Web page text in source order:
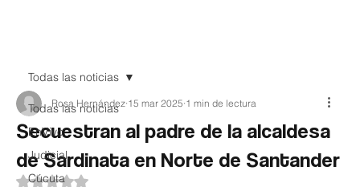
Todas las noticias
EnVivo
Judicial
Cúcuta
Todas las noticias
Secuestran al padre de la alcaldesa
de Sardinata en Norte de Santander
Rosa Hernández 15 mar 2025 1 min de lectura
Obtuvo NaN de 5 estrellas.